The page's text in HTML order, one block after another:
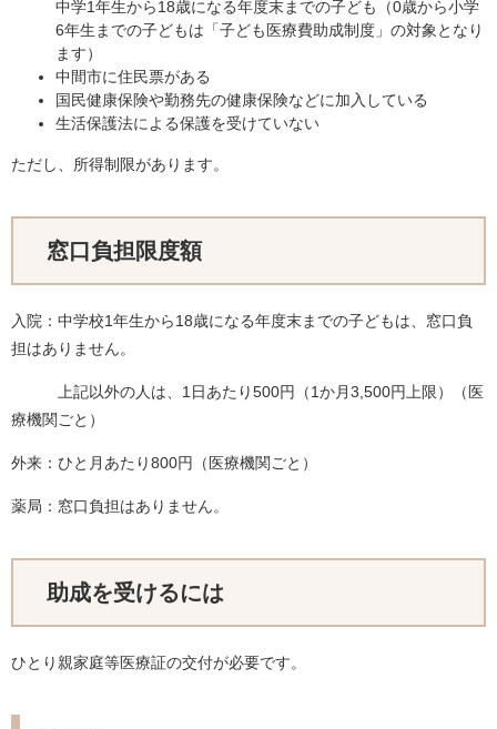
中学1年生から18歳になる年度末までの子ども（0歳から小学
6年生までの子どもは「子ども医療費助成制度」の対象となり
ます）
中間市に住民票がある
国民健康保険や勤務先の健康保険などに加入している
生活保護法による保護を受けていない
ただし、所得制限があります。
窓口負担限度額
入院：中学校1年生から18歳になる年度末までの子どもは、窓口負
担はありません。
上記以外の人は、1日あたり500円（1か月3,500円上限）（医
療機関ごと）
外来：ひと月あたり800円（医療機関ごと）
薬局：窓口負担はありません。
助成を受けるには
ひとり親家庭等医療証の交付が必要です。